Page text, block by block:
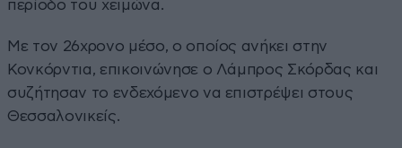
περίοδο του χειμώνα.
Με τον 26χρονο μέσο, ο οποίος ανήκει στην
Κονκόρντια, επικοινώνησε ο Λάμπρος Σκόρδας και
συζήτησαν το ενδεχόμενο να επιστρέψει στους
Θεσσαλονικείς.